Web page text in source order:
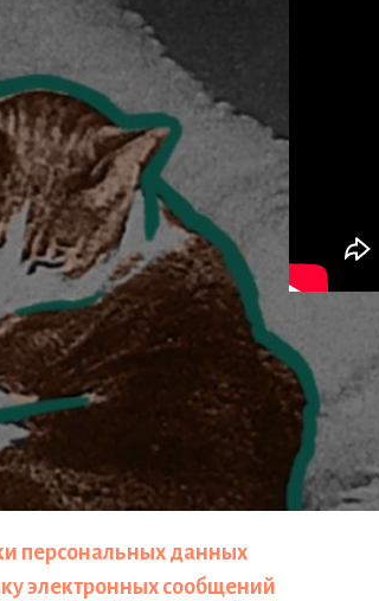
электронных сообщений
персональных данных